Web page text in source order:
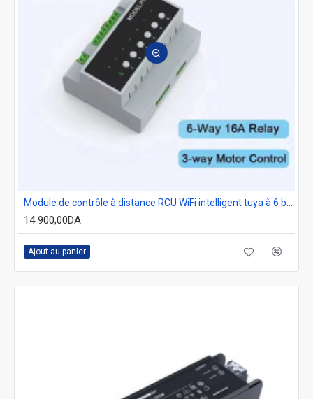
14 900,00DA
Ajout au panier